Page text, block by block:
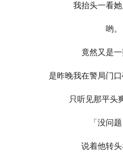
我抬头一看她
哟。
竟然又是一
是昨晚我在警局门口
只听见那平头
「没问题
说着他转头